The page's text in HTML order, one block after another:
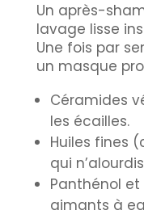
Un après-
lavage lisse
Une fois par
un masque
Céramides
les écailles.
Huiles fines
qui
Panthénol
aimants à